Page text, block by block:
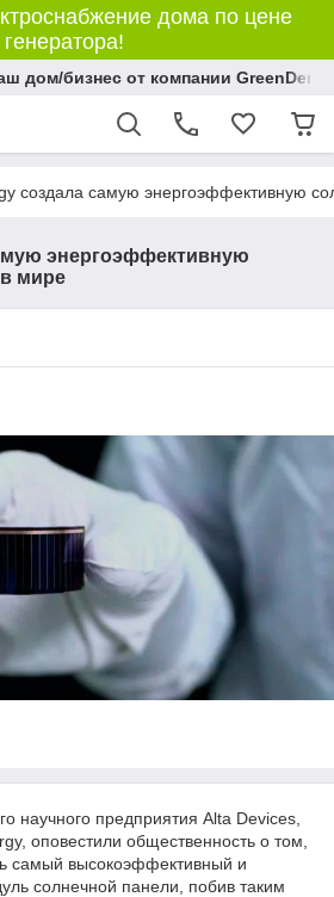
дома по цене
генератора!
дом/бизнес от компании GreenDem!
создала самую энергоэффективную
энергоэффективную
мире
научного предприятия Alta Devices,
оповестили общественность о том,
самый высокоэффективный и
солнечной панели, побив таким